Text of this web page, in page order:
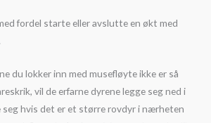
fordel starte eller avslutte en økt med
du lokker inn med musefløyte ikke er så
vil de erfarne dyrene legge seg ned i
hvis det er et større rovdyr i nærheten